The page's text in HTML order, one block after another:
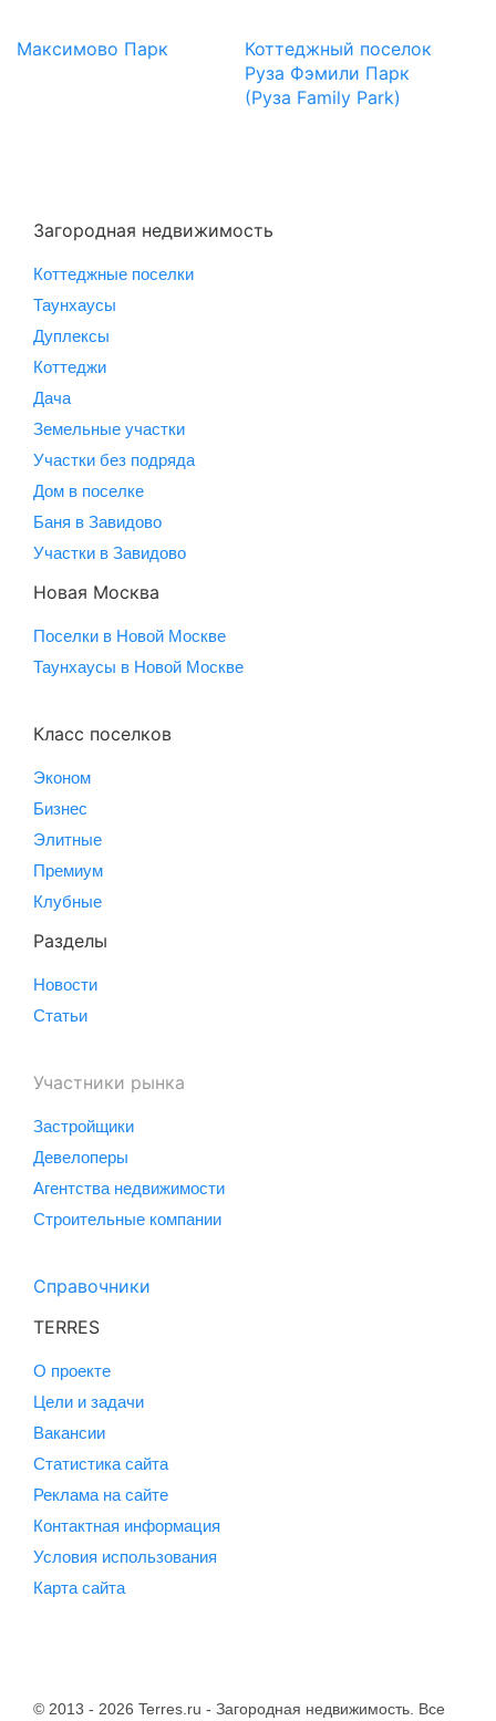
Максимово Парк
Коттеджный поселок
Руза Фэмили Парк
(Руза Family Park)
Загородная недвижимость
Коттеджные поселки
Таунхаусы
Дуплексы
Коттеджи
Дача
Земельные участки
Участки без подряда
Дом в поселке
Баня в Завидово
Участки в Завидово
Новая Москва
Поселки в Новой Москве
Таунхаусы в Новой Москве
Класс поселков
Эконом
Бизнес
Элитные
Премиум
Клубные
Разделы
Новости
Статьи
Участники рынка
Застройщики
Девелоперы
Агентства недвижимости
Строительные компании
Справочники
TERRES
О проекте
Цели и задачи
Вакансии
Статистика сайта
Реклама на сайте
Контактная информация
Условия использования
Карта сайта
© 2013 - 2026 Terres.ru - Загородная недвижимость. Все